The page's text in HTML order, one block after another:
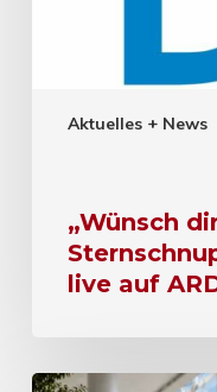
Aktuelles + News
„Wünsch
live auf